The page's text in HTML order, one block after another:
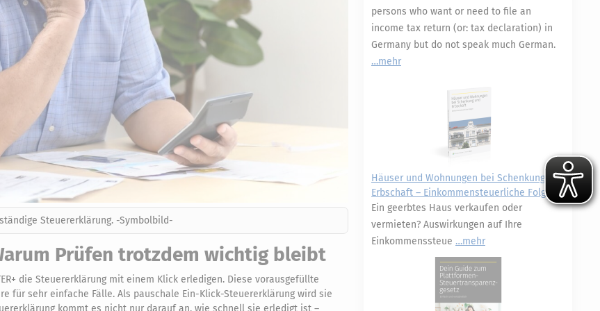
Steuererklärung. -Symbolbild-
Prüfen trotzdem wichtig bleibt
die Steuererklärung mit einem Klick erledigen. Diese vorausgefüllte
für sehr einfache Fälle. Als pauschale Ein-Klick-Steuererklärung wird sie
kommt es nicht nur darauf an, wie schnell sie erledigt ist –
persons who want or need to file an
income tax return (or: tax declaration) in
Germany but do not speak much German.
mehr
Häuser und Wohnungen bei Schenkung und
Erbschaft – Einkommensteuerliche Folgen
Ein geerbtes Haus verkaufen oder
vermieten? Auswirkungen auf Ihre
Einkommenssteue
mehr